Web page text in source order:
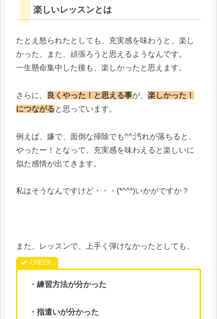
楽しいレッスンとは
たとえ怒られたとしても、充実感を味わうと、楽し
かった、また、頑張ろうと思えるようなんです。
一生懸命集中した後も、楽しかったと思えます。
さらに、 良くやった！と思える事が、 楽しかった！
につながると思っています。
例えば、嫌で、面倒な掃除でも^^;汚れが落ちると、
やったー！となって、充実感を味わえると楽しいに
似た感情が出てきます。
私はそうなんですけど・・・(*^^*)いかがですか？
また、レッスンで、上手く弾けなかったとしても、
・練習方法が分かった
・指遣いが分かった